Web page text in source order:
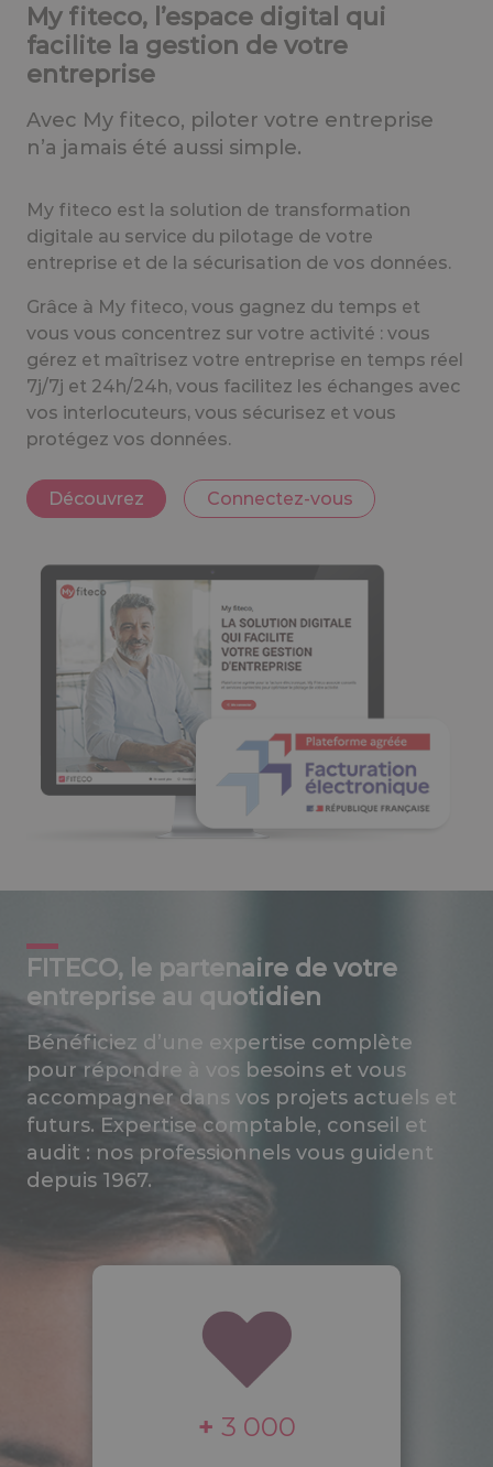
My fiteco, l’espace digital qui
facilite la gestion de votre
entreprise
Avec My fiteco, piloter votre entreprise
n’a jamais été aussi simple.
My fiteco est la solution de transformation
digitale au service du pilotage de votre
entreprise et de la sécurisation de vos données.
Grâce à My fiteco, vous gagnez du temps et
vous vous concentrez sur votre activité : vous
gérez et maîtrisez votre entreprise en temps réel
7j/7j et 24h/24h, vous facilitez les échanges avec
vos interlocuteurs, vous sécurisez et vous
protégez vos données.
Découvrez Connectez-vous
FITECO, le partenaire de votre
entreprise au quotidien
Bénéficiez d’une expertise complète
pour répondre à vos besoins et vous
accompagner dans vos projets actuels et
futurs. Expertise comptable, conseil et
audit : nos professionnels vous guident
depuis 1967.
+ 3 000